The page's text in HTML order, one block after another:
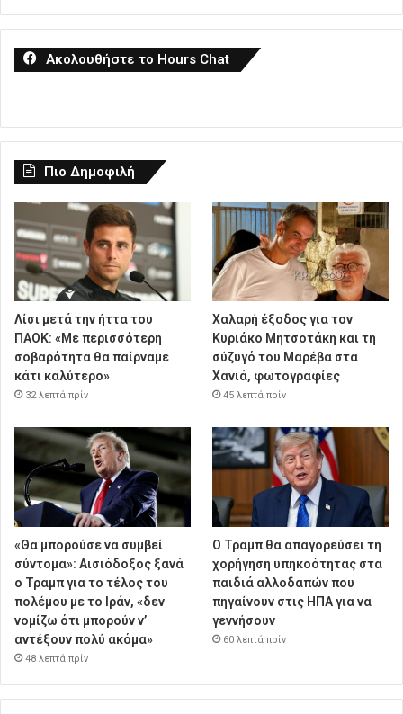
Ακολουθήστε το Hours Chat
Πιο Δημοφιλή
Λίσι μετά την ήττα του
ΠΑΟΚ: «Με περισσότερη
σοβαρότητα θα παίρναμε
κάτι καλύτερο»
32 λεπτά πρίν
Χαλαρή έξοδος για τον
Κυριάκο Μητσοτάκη και τη
σύζυγό του Μαρέβα στα
Χανιά, φωτογραφίες
45 λεπτά πρίν
«Θα μπορούσε να συμβεί
σύντομα»: Αισιόδοξος ξανά
ο Τραμπ για το τέλος του
πολέμου με το Ιράν, «δεν
νομίζω ότι μπορούν ν’
αντέξουν πολύ ακόμα»
48 λεπτά πρίν
Ο Τραμπ θα απαγορεύσει τη
χορήγηση υπηκοότητας στα
παιδιά αλλοδαπών που
πηγαίνουν στις ΗΠΑ για να
γεννήσουν
60 λεπτά πρίν